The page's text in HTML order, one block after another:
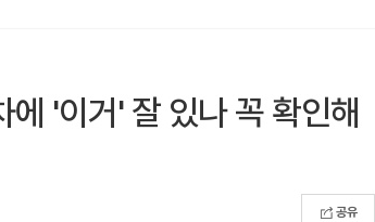
'이거' 잘 있나 꼭 확인해
공유